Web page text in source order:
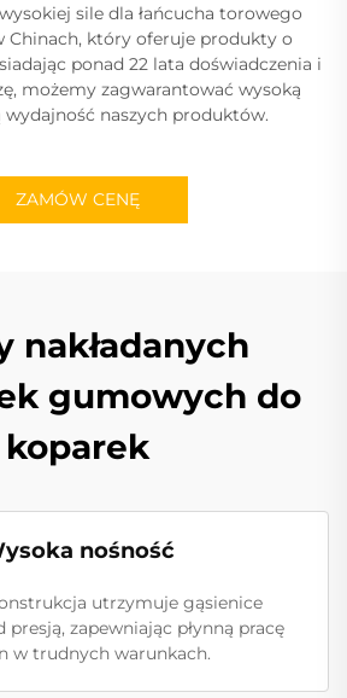
sile dla łańcucha torowego
Chinach, który oferuje produkty o
ponad 22 lata doświadczenia i
możemy zagwarantować wysoką
wydajność naszych produktów.
ZAMÓW CENĘ
nakładanych
gumowych do
koparek
nośność
utrzymuje gąsienice
presją, zapewniając płynną pracę
w trudnych warunkach.